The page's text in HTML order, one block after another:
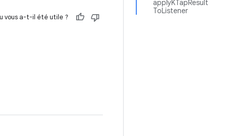
applyKTapResult
ToListener
vous a-t-il été utile ?